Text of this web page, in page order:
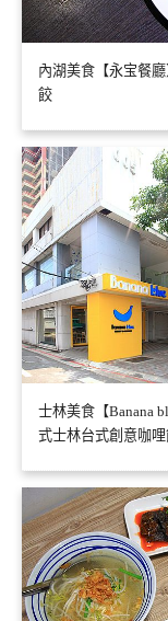
內湖美食【永宝餐
餃
士林美食【Banana
式士林台式創意咖哩